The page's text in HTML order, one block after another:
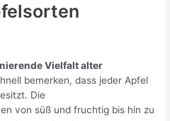
Vielfalt alter
bemerken, dass jeder Apfel
Die
von süß und fruchtig bis hin zu